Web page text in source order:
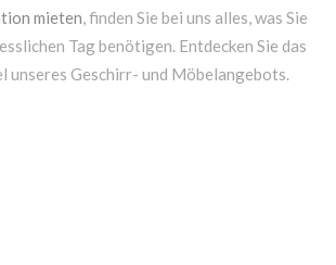
mieten, finden Sie bei uns alles, was Sie
Tag benötigen. Entdecken Sie das
unseres Geschirr- und Möbelangebots.